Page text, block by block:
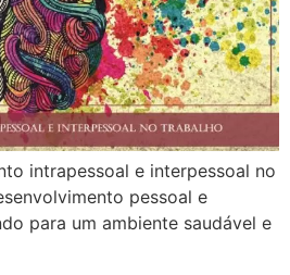
intrapessoal e interpessoal no
pessoal e
para um ambiente saudável e